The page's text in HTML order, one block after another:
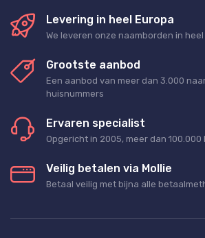
Levering in heel Europa
We leveren onze naamborden in
Grootste aanbod
Een aanbod van meer dan 3.000
huisnummers
Ervaren specialist
Opgericht in 2005, meer dan 100.000
Veilig betalen via Mollie
Betaal veilig met bijna alle